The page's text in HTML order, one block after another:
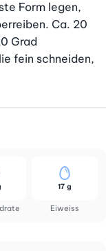
Form legen,
Ca. 20
Grad
fein schneiden,
Eiweiss
17 g